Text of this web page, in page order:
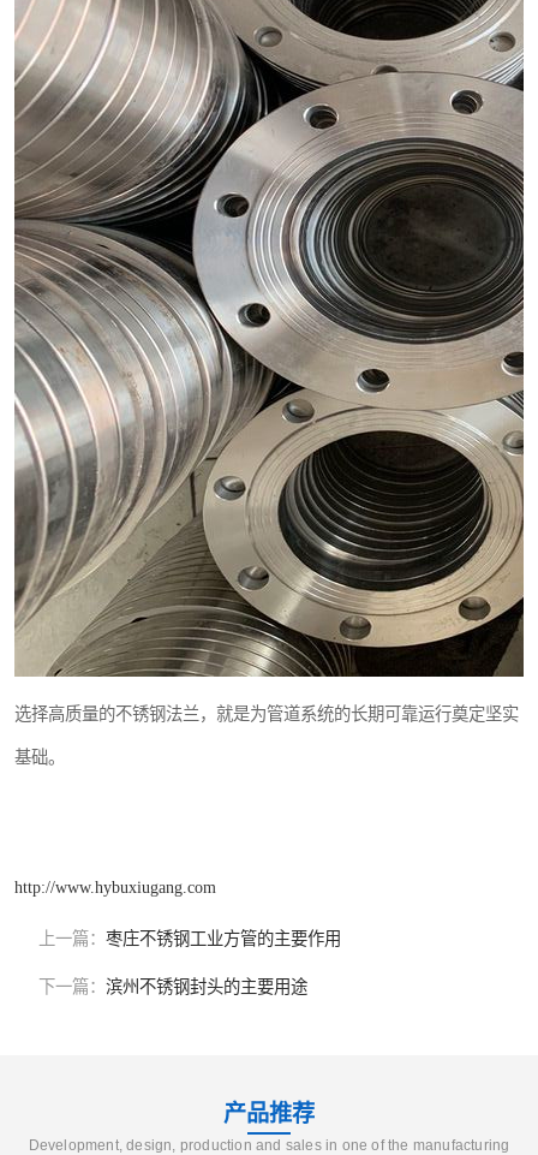
选择高质量的不锈钢法兰，就是为管道系统的长期可靠运行奠定坚实
基础。
http://www.hybuxiugang.com
上一篇： 枣庄不锈钢工业方管的主要作用
下一篇： 滨州不锈钢封头的主要用途
产品推荐
Development, design, production and sales in one of the manufacturing